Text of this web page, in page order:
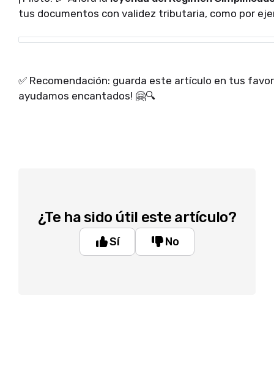
tus documentos con validez tributaria, como por
✅ Recomendación: guarda este artículo en tus
ayudamos encantados! 🤗🔍
¿Te ha sido útil este artículo?
Sí No